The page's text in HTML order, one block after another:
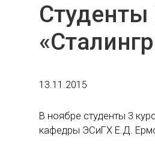
13.11.2015
В ноябре студенты 3
кафедры ЭСиГХ Е.Д.